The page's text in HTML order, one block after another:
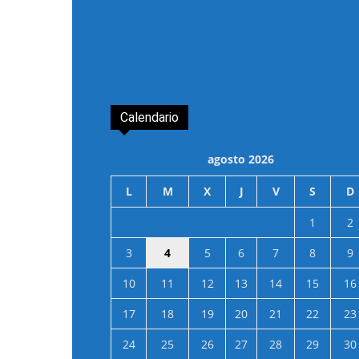
Calendario
agosto 2026
L M X J V S D
1
2
3
4 5 6 7 8
9
10
11 12 13 14 15
16
17
18 19 20 21 22
23
24
25 26 27 28 29
30